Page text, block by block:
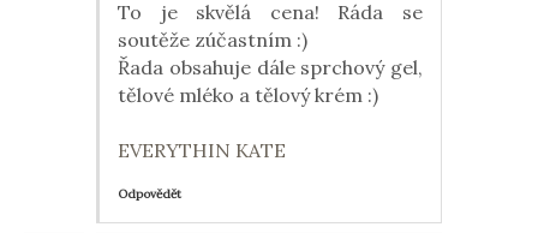
To je skvělá cena! Ráda se
soutěže zúčastním :)
Řada obsahuje dále sprchový gel,
tělové mléko a tělový krém :)
EVERYTHIN KATE
Odpovědět